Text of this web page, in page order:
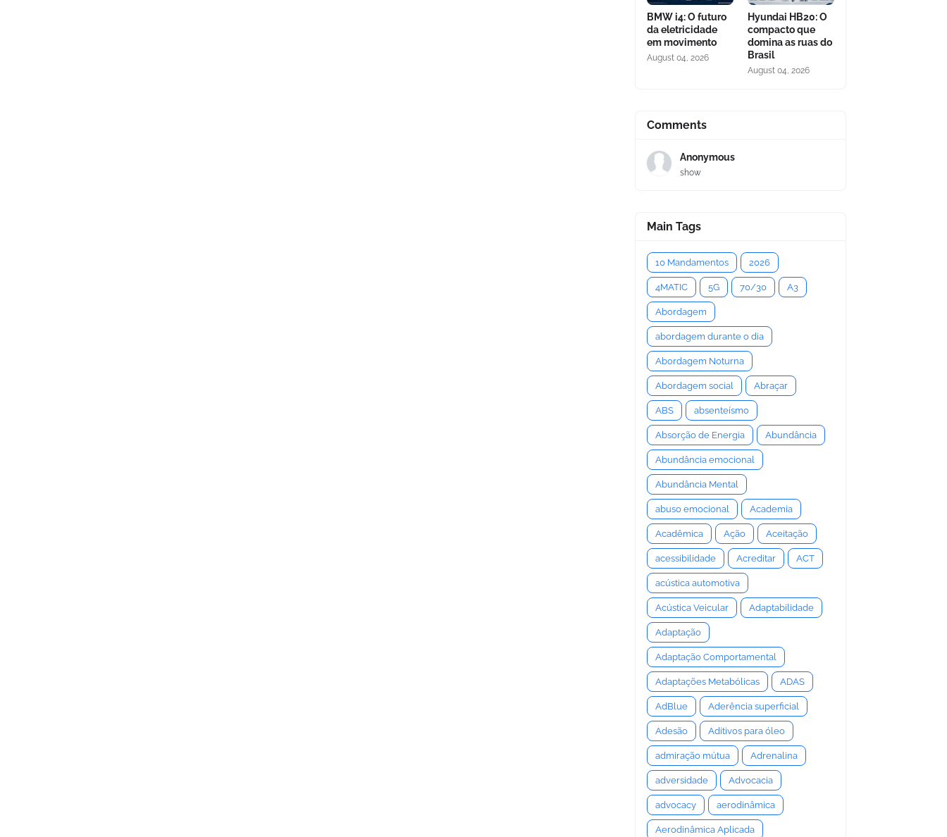
BMW i4: O futuro
da eletricidade
em movimento
August 04, 2026
Hyundai HB20: O
compacto que
domina as ruas do
Brasil
August 04, 2026
Comments
Anonymous
show
Main Tags
10 Mandamentos 2026
4MATIC 5G 70/30 A3
Abordagem
abordagem durante o dia
Abordagem Noturna
Abordagem social Abraçar
ABS absenteísmo
Absorção de Energia Abundância
Abundância emocional
Abundância Mental
abuso emocional Academia
Acadêmica Ação Aceitação
acessibilidade Acreditar ACT
acústica automotiva
Acústica Veicular Adaptabilidade
Adaptação
Adaptação Comportamental
Adaptações Metabólicas ADAS
AdBlue Aderência superficial
Adesão Aditivos para óleo
admiração mútua Adrenalina
adversidade Advocacia
advocacy aerodinâmica
Aerodinâmica Aplicada